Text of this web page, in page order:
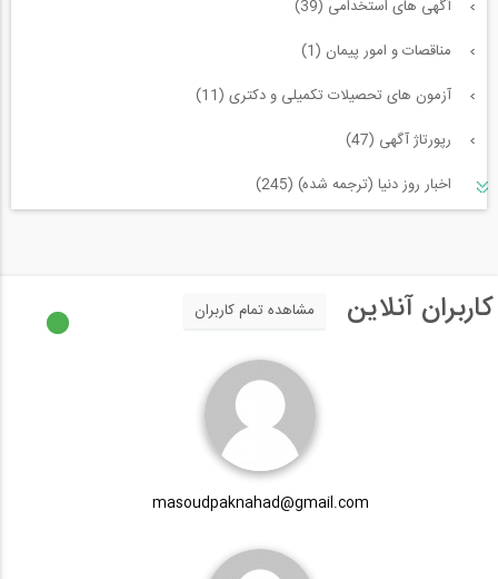
آگهی های استخدامی (39)
مناقصات و امور پیمان (1)
آزمون های تحصیلات تکمیلی و دکتری (11)
رپورتاژ آگهی (47)
اخبار روز دنیا (ترجمه شده) (245)
معماری (544)
آب، راه، محیط زیست (91)
کاربران آنلاین مشاهده تمام کاربران
masoudpaknahad@gmail.com